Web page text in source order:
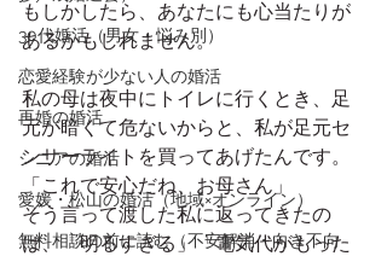
30代婚活（男女・悩み別）
恋愛経験が少ない人の婚活
再婚の婚活
シニアの婚活
愛媛・松山の婚活（地域×オンライン）
無料相談の前に読む（不安解消・向き不向
もしかしたら、あなたにも心当たりが
あるかもしれません。
私の母は夜中にトイレに行くとき、足
元が暗くて危ないからと、私が足元セ
ンサーライトを買ってあげたんです。
「これで安心だね、お母さん」
そう言って渡した私に返ってきたの
は、「明るすぎる」「電気代がもった